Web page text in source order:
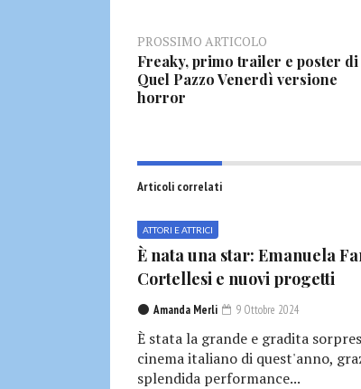
PROSSIMO ARTICOLO
Freaky, primo trailer e poster di
Quel Pazzo Venerdì versione
horror
Articoli correlati
ATTORI E ATTRICI
È nata una star: Emanuela
Cortellesi e nuovi progetti
Amanda Merli 9 Ottobre 2024
È stata la grande e gradita
cinema italiano di quest'anno,
splendida performance...